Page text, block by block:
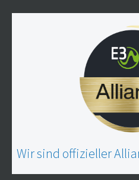
Wir sind offizieller